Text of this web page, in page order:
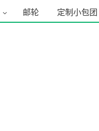
邮轮 定制小包团